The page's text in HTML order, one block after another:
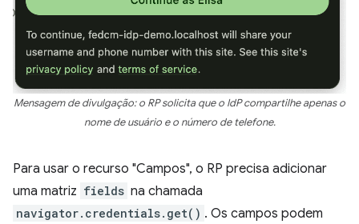
Mensagem de divulgação: o RP solicita que o IdP compartilhe apenas o
nome de usuário e o número de telefone.
Para usar o recurso "Campos", o RP precisa adicionar
uma matriz fields na chamada
navigator.credentials.get() . Os campos podem